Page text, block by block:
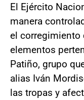
El Ejército
manera
el corregimiento
elementos
Patiño, grupo
alias Iván
las tropas y